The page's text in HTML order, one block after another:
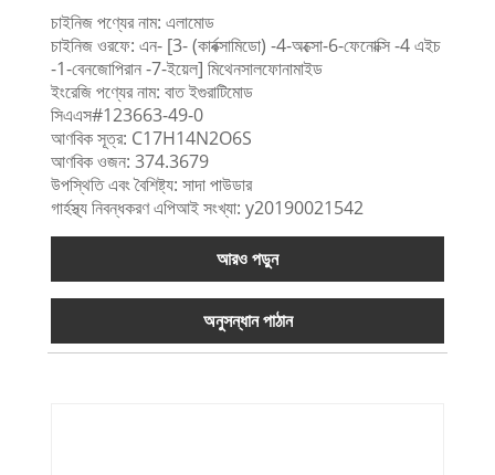
চাইনিজ পণ্যের নাম: এলামোড
চাইনিজ ওরফে: এন- [3- (কার্বক্সামিডো) -4-অক্সো-6-ফেনোক্সি -4 এইচ
-1-বেনজোপিরান -7-ইয়েল] মিথেনসালফোনামাইড
ইংরেজি পণ্যের নাম: বাত ইগুরাটিমোড
সিএএস#123663-49-0
আণবিক সূত্র: C17H14N2O6S
আণবিক ওজন: 374.3679
উপস্থিতি এবং বৈশিষ্ট্য: সাদা পাউডার
গার্হস্থ্য নিবন্ধকরণ এপিআই সংখ্যা: y20190021542
আরও পড়ুন
অনুসন্ধান পাঠান